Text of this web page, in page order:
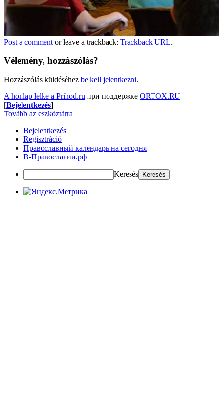
Post a comment or leave a trackback: Trackback URL.
Vélemény, hozzászólás?
Hozzászólás küldéséhez be kell jelentkezni.
A honlap lelke a Prihod.ru при поддержке ORTOX.RU
[Bejelentkezés]
Tovább az eszköztárra
Bejelentkezés
Regisztráció
Православный календарь на сегодня
В-Православии.рф
Keresés